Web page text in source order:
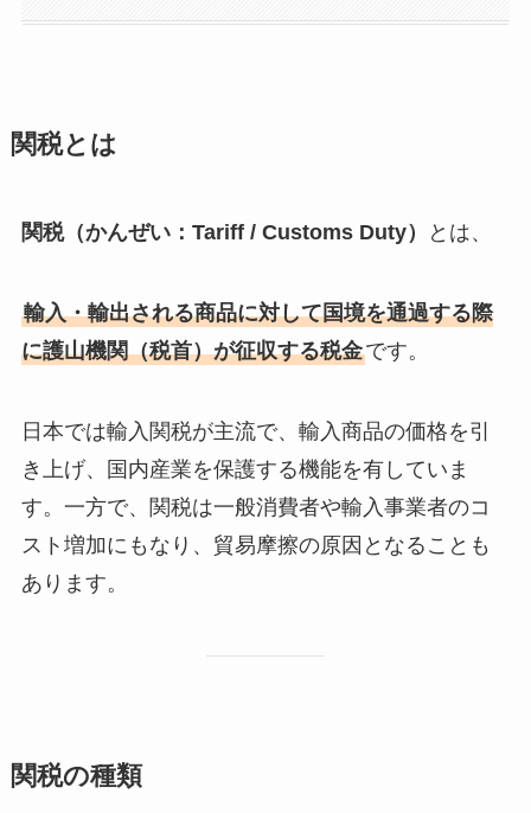
関税とは
関税（かんぜい：Tariff / Customs Duty） とは、
輸入・輸出される商品に対して国境を通過する際
に護山機関（税首）が征収する税金です。
日本では輸入関税が主流で、輸入商品の価格を引
き上げ、国内産業を保護する機能を有していま
す。一方で、関税は一般消費者や輸入事業者のコ
スト増加にもなり、貿易摩擦の原因となることも
あります。
関税の種類